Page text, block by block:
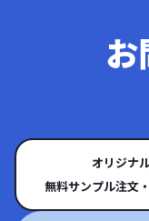
お
オリジナ
無料サンプル注文